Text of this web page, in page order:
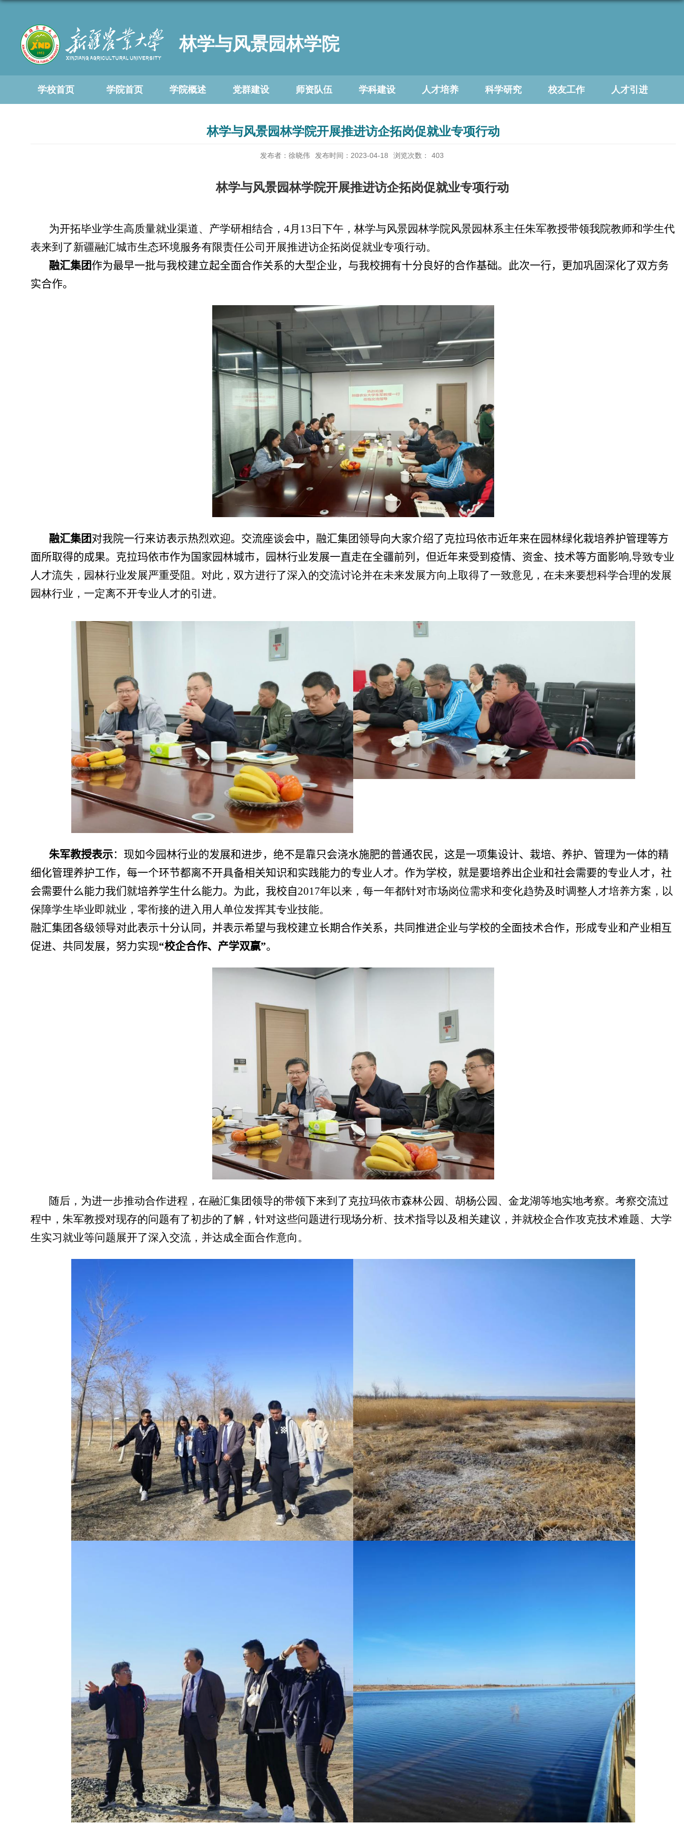
林学与风景园林学院
学校首页 学院首页 学院概述 党群建设 师资队伍 学科建设 人才培养 科学研究 校友工作 人才引进
林学与风景园林学院开展推进访企拓岗促就业专项行动
发布者：徐晓伟 发布时间：2023-04-18 浏览次数： 403
林学与风景园林学院开展推进访企拓岗促就业专项行动
为开拓毕业学生高质量就业渠道、产学研相结合，4月 13 日下午，林学与风景园林学院风景园林系主任朱军教授带领我院教师和学生代
表来到了新疆融汇城市生态环境服务有限责任公司开展推进访企拓岗促就业专项行动。
融汇集团作为最早一批与我校建立起全面合作关系的大型企业，与我校拥有十分良好的合作基础。此次一行，更加巩固深化了双方务
实合作。
融汇集团对我院一行来访表示热烈欢迎。交流座谈会中，融汇集团领导向大家介绍了克拉玛依市近年来在园林绿化栽培养护管理等方
面所取得的成果。克拉玛依市作为国家园林城市，园林行业发展一直走在全疆前列，但近年来受到疫情、资金、技术等方面影响,导致专业
人才流失，园林行业发展严重受阻。对此，双方进行了深入的交流讨论并在未来发展方向上取得了一致意见，在未来要想科学合理的发展
园林行业，一定离不开专业人才的引进。
朱军教授表示：现如今园林行业的发展和进步，绝不是靠只会浇水施肥的普通农民，这是一项集设计、栽培、养护、管理为一体的精
细化管理养护工作，每一个环节都离不开具备相关知识和实践能力的专业人才。作为学校，就是要培养出企业和社会需要的专业人才，社
会需要什么能力我们就培养学生什么能力。为此，我校自2017年以来，每一年都针对市场岗位需求和变化趋势及时调整人才培养方案，以
保障学生毕业即就业，零衔接的进入用人单位发挥其专业技能。
融汇集团各级领导对此表示十分认同，并表示希望与我校建立长期合作关系，共同推进企业与学校的全面技术合作，形成专业和产业相互
促进、共同发展，努力实现“校企合作、产学双赢”。
随后，为进一步推动合作进程，在融汇集团领导的带领下来到了克拉玛依市森林公园、胡杨公园、金龙湖等地实地考察。考察交流过
程中，朱军教授对现存的问题有了初步的了解，针对这些问题进行现场分析、技术指导以及相关建议，并就校企合作攻克技术难题、大学
生实习就业等问题展开了深入交流，并达成全面合作意向。